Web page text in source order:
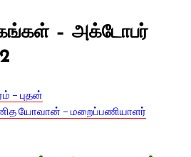
– அக்டோபர்
– புதன்
யோவான் – மறைப்பணியாளர்